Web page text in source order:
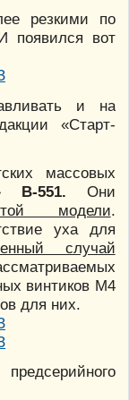
резкими по
появился вот
и на
«Старт-
массовых
В-551. Они
модели.
уха для
случай
винтиков М4
для них.